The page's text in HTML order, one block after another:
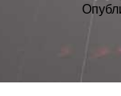
Контакт»